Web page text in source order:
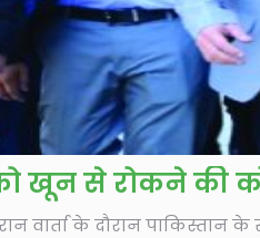
को खून से रोकने की
वार्ता के दौरान पाकिस्तान